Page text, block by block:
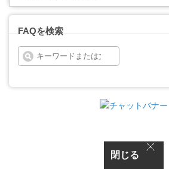
FAQを検索
閉じる